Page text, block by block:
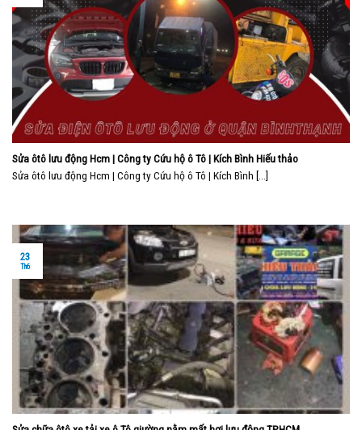
Sửa ôtô lưu động Hcm | Công ty Cứu hộ ô Tô | Kích Bình Hiếu thảo
Sửa ôtô lưu động Hcm | Công ty Cứu hộ ô Tô | Kích Bình [...]
23
Th6